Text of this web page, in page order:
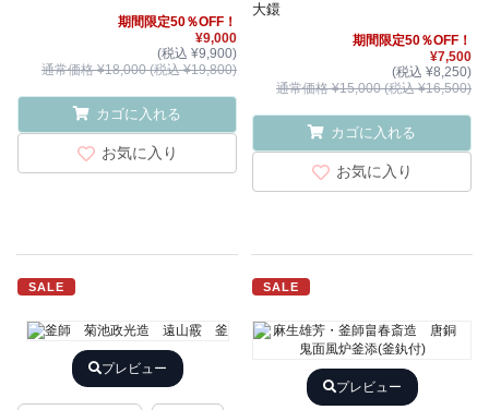
期間限定50％OFF！
¥9,000
(税込 ¥9,900)
通常価格 ¥18,000 (税込 ¥19,800)
カゴに入れる
お気に入り
大鐶
期間限定50％OFF！
¥7,500
(税込 ¥8,250)
通常価格 ¥15,000 (税込 ¥16,500)
カゴに入れる
お気に入り
SALE
プレビュー
SALE
プレビュー